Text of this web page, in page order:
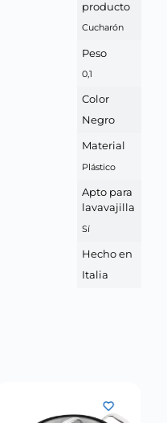
producto
Cucharón
Peso
0,1
Color
Negro
Material
Plástico
Apto para
lavavajilla
Sí
Hecho en
Italia